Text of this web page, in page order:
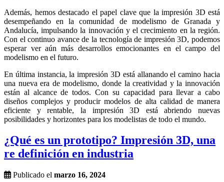
Además, hemos destacado el papel clave que la impresión 3D está
desempeñando en la comunidad de modelismo de Granada y
Andalucía, impulsando la innovación y el crecimiento en la región.
Con el continuo avance de la tecnología de impresión 3D, podemos
esperar ver aún más desarrollos emocionantes en el campo del
modelismo en el futuro.
En última instancia, la impresión 3D está allanando el camino hacia
una nueva era de modelismo, donde la creatividad y la innovación
están al alcance de todos. Con su capacidad para llevar a cabo
diseños complejos y producir modelos de alta calidad de manera
eficiente y rentable, la impresión 3D está abriendo nuevas
posibilidades y horizontes para los modelistas de todo el mundo.
¿Qué es un prototipo? Impresión 3D, una
re definición en industria
Publicado el marzo 16, 2024